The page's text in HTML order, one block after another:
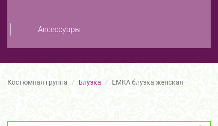
Аксессуары
Костюмная группа Блузка ЕМКА блузка женская